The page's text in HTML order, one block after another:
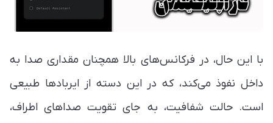
با این حال، در فرکانس‌های بالا همچنان مقداری صدا به
داخل نفوذ می‌کند، که در این دسته از ایربادها طبیعی
است. حالت شفافیت، به جای تقویت صداهای اطراف،